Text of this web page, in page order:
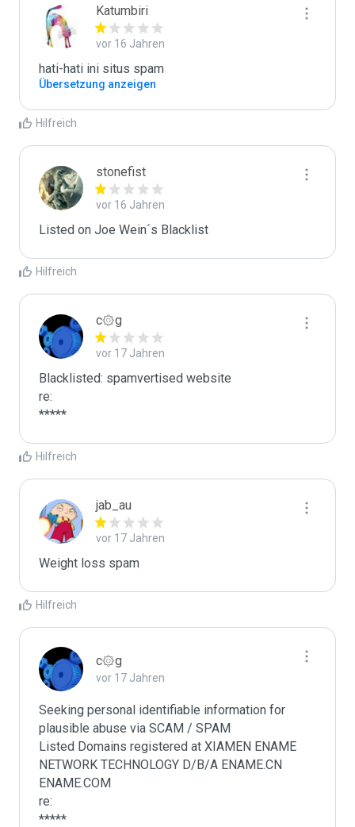
Katumbiri
vor 16 Jahren
hati-hati ini situs spam
Übersetzung anzeigen
Hilfreich
stonefist
vor 16 Jahren
Listed on Joe Wein´s Blacklist
Hilfreich
c۞g
vor 17 Jahren
Blacklisted: spamvertised website
re:
*****
Hilfreich
jab_au
vor 17 Jahren
Weight loss spam
Hilfreich
c۞g
vor 17 Jahren
Seeking personal identifiable information for
plausible abuse via SCAM / SPAM
Listed Domains registered at XIAMEN ENAME
NETWORK TECHNOLOGY D/B/A ENAME.CN
ENAME.COM
re:
*****